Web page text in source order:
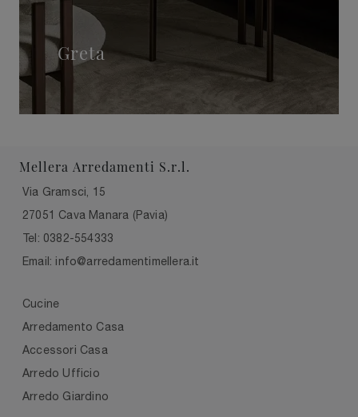
Greta
Mellera Arredamenti S.r.l.
Via Gramsci, 15
27051 Cava Manara (Pavia)
Tel: 0382-554333
Email: info@arredamentimellera.it
Cucine
Arredamento Casa
Accessori Casa
Arredo Ufficio
Arredo Giardino